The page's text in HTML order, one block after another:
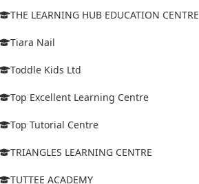
THE LEARNING HUB EDUCATION CENTRE
Tiara Nail
Toddle Kids Ltd
Top Excellent Learning Centre
Top Tutorial Centre
TRIANGLES LEARNING CENTRE
TUTTEE ACADEMY